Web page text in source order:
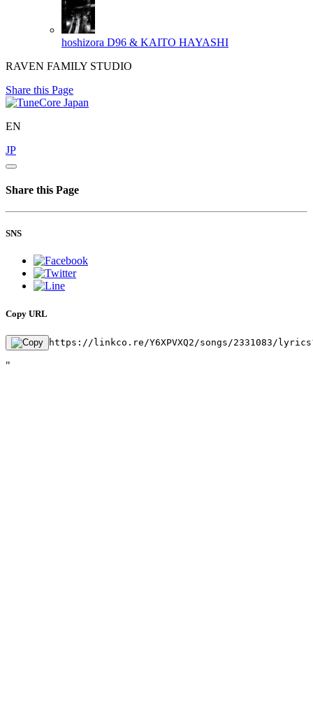
hoshizora D96 & KAITO HAYASHI
RAVEN FAMILY STUDIO
Share this Page
EN
JP
Share this Page
SNS
Copy URL
https://linkco.re/Y6XPVXQ2/songs/2331083/
"